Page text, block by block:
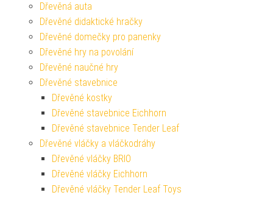
Dřevěná auta
Dřevěné didaktické hračky
Dřevěné domečky pro panenky
Dřevěné hry na povolání
Dřevěné naučné hry
Dřevěné stavebnice
Dřevěné kostky
Dřevěné stavebnice Eichhorn
Dřevěné stavebnice Tender Leaf
Dřevěné vláčky a vláčkodráhy
Dřevěné vláčky BRIO
Dřevěné vláčky Eichhorn
Dřevěné vláčky Tender Leaf Toys